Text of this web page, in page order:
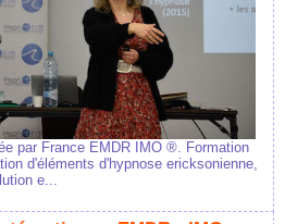
par France EMDR IMO ®. Formation
d'éléments d'hypnose ericksonienne,
e...